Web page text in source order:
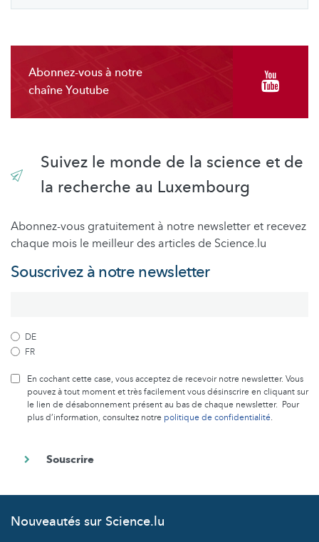
Abonnez-vous à notre
chaîne Youtube
Suivez le monde de la science et de
la recherche au Luxembourg
Abonnez-vous gratuitement à notre newsletter et recevez
chaque mois le meilleur des articles de Science.lu
Souscrivez à notre newsletter
DE
FR
En cochant cette case, vous acceptez de recevoir notre newsletter. Vous
pouvez à tout moment et très facilement vous désinscrire en cliquant sur
le lien de désabonnement présent au bas de chaque newsletter. Pour
plus d’information, consultez notre politique de confidentialité.
Nouveautés sur Science.lu